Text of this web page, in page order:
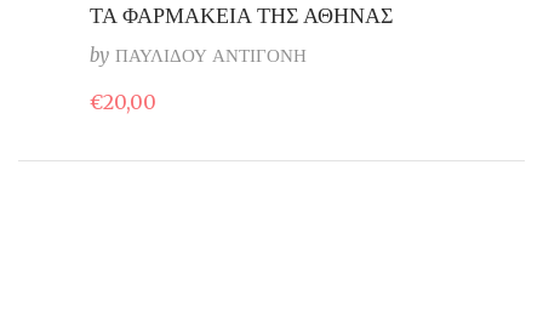
ΤΑ ΦΑΡΜΑΚΕΙΑ ΤΗΣ ΑΘΗΝΑΣ
by ΠΑΥΛΙΔΟΥ ΑΝΤΙΓΟΝΗ
€20,00